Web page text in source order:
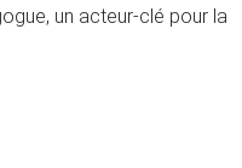
un acteur-clé pour la